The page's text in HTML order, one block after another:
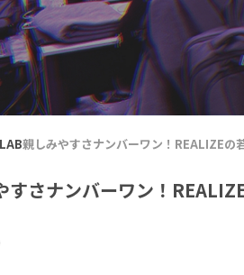
親しみやすさナンバーワン！REALIZEの
すさナンバーワン！